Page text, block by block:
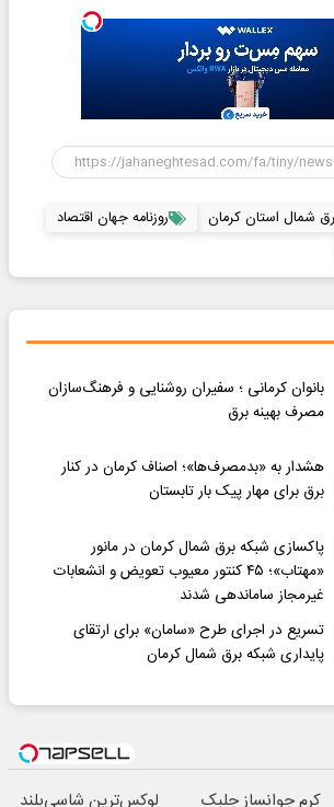
شمال استان کرمان
روزنامه جهان اقتصاد
بانوان کرمانی ؛ سفیران روشنایی و فرهنگ‌سازان
مصرف بهینه برق
هشدار به «بدمصرف‌ها»؛ اصناف کرمان در کنار
برق برای مهار پیک بار تابستان
پاکسازی شبکه برق شمال کرمان در مانور
«مهتاب»؛ ۴۵ کنتور معیوب تعویض و انشعابات
غیرمجاز ساماندهی شدند
تسریع در اجرای طرح «سامان» برای ارتقای
پایداری شبکه برق شمال کرمان
کرم جوانساز جلبک
لوکس‌ترین شاسی‌بلند